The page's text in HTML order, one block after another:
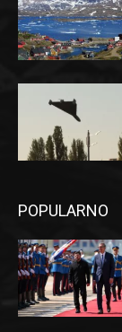
POPULARNO